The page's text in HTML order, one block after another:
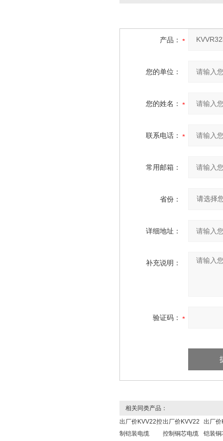
产品：
您的单位：
您的姓名：
联系电话：
常用邮箱：
省份：
详细地址：
补充说明：
验证码：
相关同类产品：
出厂价KVV22控
制铠装电缆
出厂价KVV22
控制铜芯电缆
出厂
铠装铜